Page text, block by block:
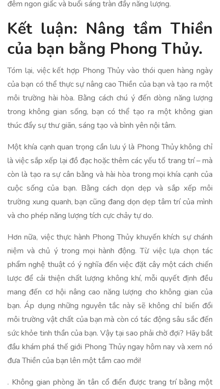
đêm ngon giấc và buổi sáng tràn đầy năng lượng.
Kết luận: Nâng tầm Thiền
của bạn bằng Phong Thủy.
Tóm lại, việc kết hợp Phong Thủy vào thói quen hàng ngày
của bạn có thể thực sự nâng cao Thiền của bạn và tạo ra một
môi trường hài hòa. Bằng cách chú ý đến dòng năng lượng
trong không gian sống, bạn có thể tạo ra một không gian
thúc đẩy sự thư giãn, sáng tạo và bình yên nội tâm.
Một khía cạnh quan trọng cần lưu ý là Phong Thủy không chỉ
là việc sắp xếp lại đồ đạc hoặc thêm các yếu tố trang trí – mà
còn là tạo ra sự cân bằng và hài hòa trong mọi khía cạnh của
cuộc sống của bạn. Bằng cách dọn dẹp và sắp xếp môi
trường xung quanh, bạn cũng đang dọn dẹp tâm trí của mình
và cho phép năng lượng tích cực chảy tự do.
Hơn nữa, việc thực hành Phong Thủy khuyến khích sự chánh
niệm và chủ ý trong mọi hành động. Từ việc lựa chọn tác
phẩm nghệ thuật có ý nghĩa đến việc đặt cây một cách chiến
lược để cải thiện chất lượng không khí, mỗi quyết định đều
mang đến cơ hội nâng cao năng lượng cho không gian của
bạn. Áp dụng những nguyên tắc này sẽ không chỉ biến đổi
môi trường vật chất của bạn mà còn có tác động sâu sắc đến
sức khỏe tinh thần của bạn. Vậy tại sao phải chờ đợi? Hãy bắt
đầu khám phá thế giới Phong Thủy ngay hôm nay và xem nó
đưa Thiền của bạn lên một tầm cao mới!
. Không gian phòng ăn tân cổ điển được trang trí bằng một